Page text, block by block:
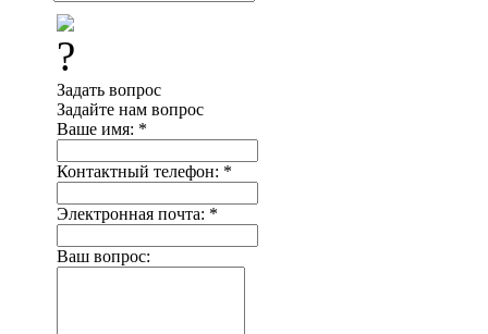
Задать вопрос
Задайте нам вопрос
Ваше имя: *
Контактный телефон: *
Электронная почта: *
Ваш вопрос: